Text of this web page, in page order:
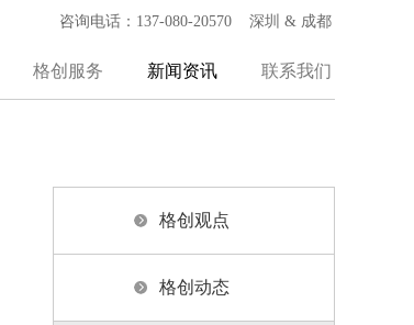
咨询电话：137-080-20570 深圳 & 成都
格创服务 新闻资讯 联系我们
格创观点
格创动态